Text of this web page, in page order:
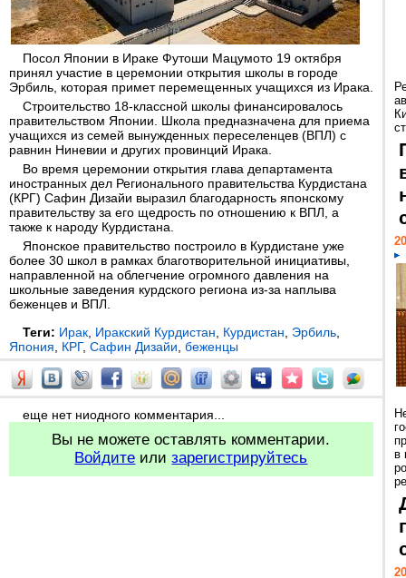
Посол Японии в Ираке Футоши Мацумото 19 октября
принял участие в церемонии открытия школы в городе
Эрбиль, которая примет перемещенных учащихся из Ирака.
Строительство 18-классной школы финансировалось
правительством Японии. Школа предназначена для приема
учащихся из семей вынужденных переселенцев (ВПЛ) с
равнин Ниневии и других провинций Ирака.
Во время церемонии открытия глава департамента
иностранных дел Регионального правительства Курдистана
(КРГ) Сафин Дизайи выразил благодарность японскому
правительству за его щедрость по отношению к ВПЛ, а
также к народу Курдистана.
Японское правительство построило в Курдистане уже
более 30 школ в рамках благотворительной инициативы,
направленной на облегчение огромного давления на
школьные заведения курдского региона из-за наплыва
беженцев и ВПЛ.
Теги: Ирак Иракский Курдистан Курдистан Эрбиль
Япония
КРГ, Сафин Дизайи беженцы
еще нет ниодного комментария...
Вы не можете оставлять комментарии.
Войдите илизарегистрируйтесь
в